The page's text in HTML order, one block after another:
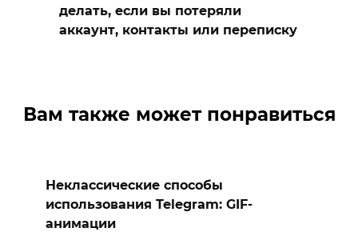
делать, если вы потеряли
аккаунт, контакты или переписку
Вам также может понравиться
Неклассические способы
использования Telegram: GIF-
анимации